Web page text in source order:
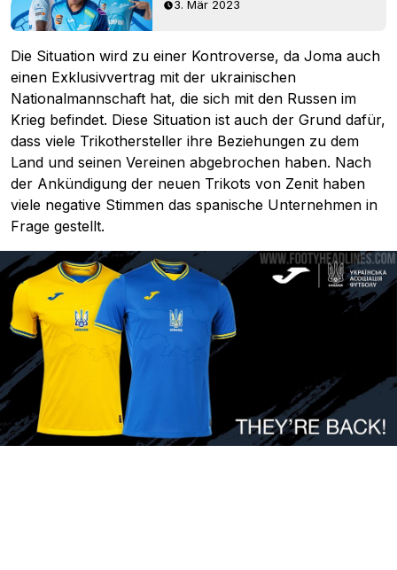
3. Mär 2023
Die Situation wird zu einer Kontroverse, da Joma auch
einen Exklusivvertrag mit der ukrainischen
Nationalmannschaft hat, die sich mit den Russen im
Krieg befindet. Diese Situation ist auch der Grund dafür,
dass viele Trikothersteller ihre Beziehungen zu dem
Land und seinen Vereinen abgebrochen haben. Nach
der Ankündigung der neuen Trikots von Zenit haben
viele negative Stimmen das spanische Unternehmen in
Frage gestellt.